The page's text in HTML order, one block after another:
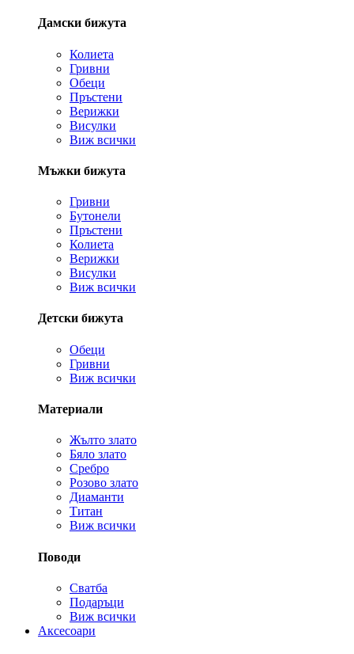
Дамски бижута
Колиета
Гривни
Обеци
Пръстени
Верижки
Висулки
Виж всички
Мъжки бижута
Гривни
Бутонели
Пръстени
Колиета
Верижки
Висулки
Виж всички
Детски бижута
Обеци
Гривни
Виж всички
Материали
Жълто злато
Бяло злато
Сребро
Розово злато
Диаманти
Титан
Виж всички
Поводи
Сватба
Подаръци
Виж всички
Аксесоари